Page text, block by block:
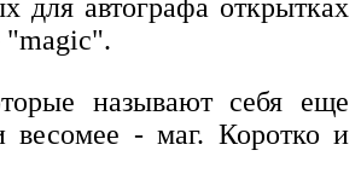
для автографа открытках
"magic".
называют себя еще
весомее - маг. Коротко и